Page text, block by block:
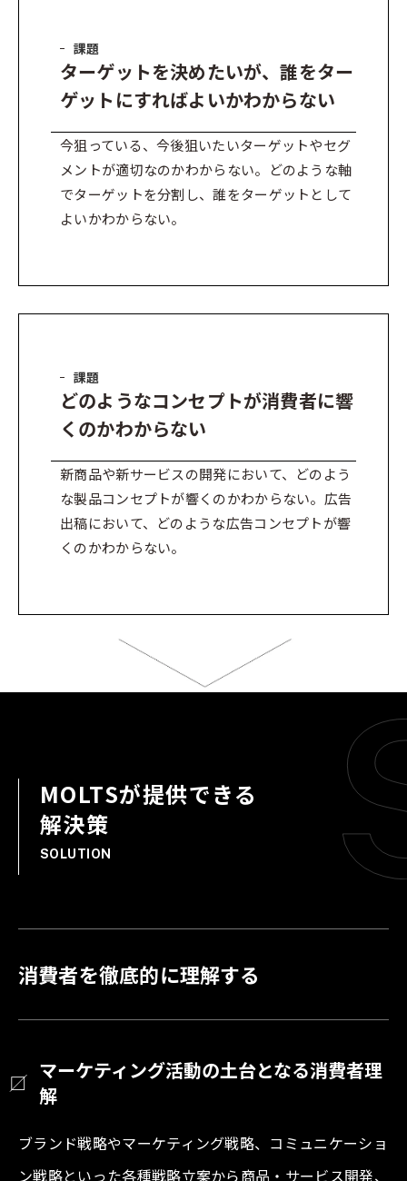
課題
ターゲットを決めたいが、誰をター
ゲットにすればよいかわからない
今狙っている、今後狙いたいターゲットやセグ
メントが適切なのかわからない。どのような軸
でターゲットを分割し、誰をターゲットとして
よいかわからない。
課題
どのようなコンセプトが消費者に響
くのかわからない
新商品や新サービスの開発において、どのよう
な製品コンセプトが響くのかわからない。広告
出稿において、どのような広告コンセプトが響
くのかわからない。
MOLTSが提供できる
解決策
SOLUTION
消費者を徹底的に理解する
マーケティング活動の土台となる消費者理
解
ブランド戦略やマーケティング戦略、コミュニケーショ
ン戦略といった各種戦略立案から商品・サービス開発、